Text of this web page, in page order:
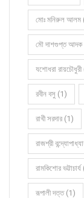
মোঃ মনিরুল আলম
মৌ দাশগুপ্ত আদক
যশোধরা
রবীন বসু (1)
রাখী সরদার (1)
রাজশ্রী
রামকিশোর
রূপালী দত্ত (1)